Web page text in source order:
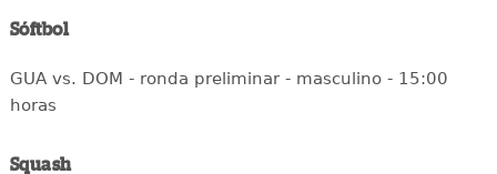
Sóftbol
GUA vs. DOM - ronda preliminar - masculino - 15:00
horas
Squash